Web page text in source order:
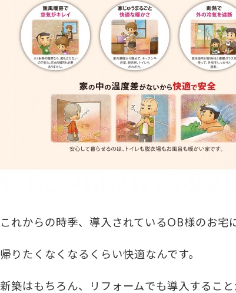
これからの時季、導入されているOB様のお宅
帰りたくなくなるくらい快適なんです。
新築はもちろん、リフォームでも導入すること